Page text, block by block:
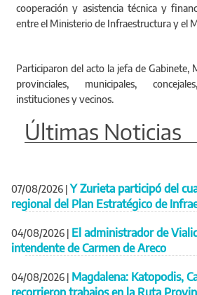
cooperación y asistencia técnica y
entre el Ministerio de Infraestructura y el
Participaron del acto la jefa de Gabinete,
provinciales, municipales,
instituciones y vecinos.
Últimas Noticias
07/08/2026 | Y Zurieta participó del
regional del Plan Estratégico de
04/08/2026 | El administrador de
intendente de Carmen de Areco
04/08/2026 | Magdalena: Katopodis,